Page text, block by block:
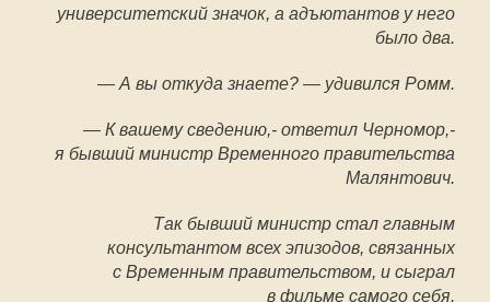
университетский значок, а адъютантов у него
было два.
— А вы откуда знаете? — удивился Ромм.
— К вашему сведению,- ответил Черномор,-
я бывший министр Временного правительства
Малянтович.
Так бывший министр стал главным
консультантом всех эпизодов, связанных
с Временным правительством, и сыграл
в фильме самого себя.